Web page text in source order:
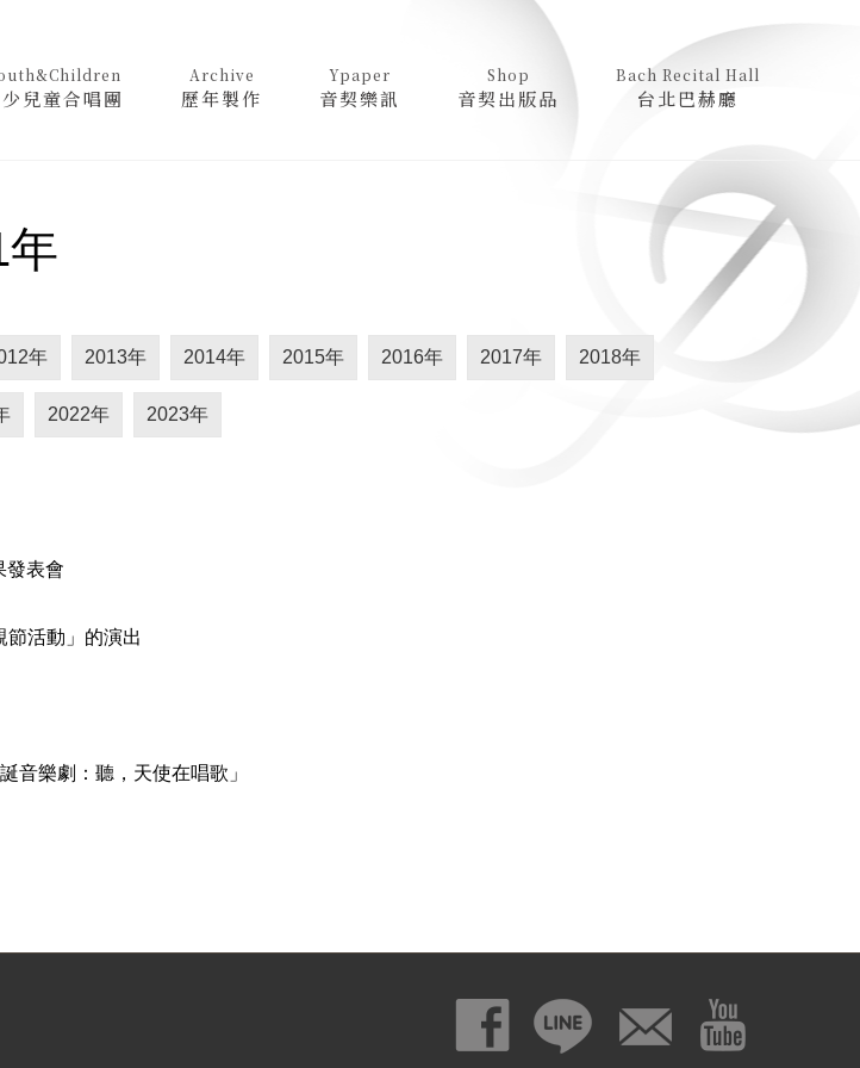
兒童合唱團
Archive
歷年製作
Ypaper
音契樂訊
Shop
音契出版品
Bach Recital Hall
台北巴赫廳
年 2013年 2014年 2015年 2016年 2017年 2018年
2022年 2023年
發表會
活動」的演出
音樂劇：聽，天使在唱歌」